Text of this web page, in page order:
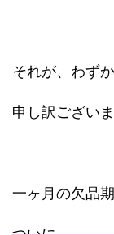
それが、わず
申し訳ござい
一ヶ月の欠品